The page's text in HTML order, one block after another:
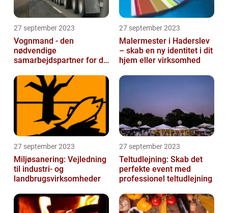
27 september 2023
Vognmand - den
nødvendige
samarbejdspartner for dit
27 september 2023
Malermester i Haderslev
– skab en ny identitet i dit
hjem eller virksomhed
27 september 2023
Miljøsanering: Vejledning
til industri- og
landbrugsvirksomheder
27 september 2023
Teltudlejning: Skab det
perfekte event med
professionel teltudlejning